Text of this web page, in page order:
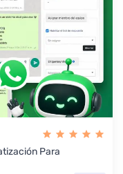
Para